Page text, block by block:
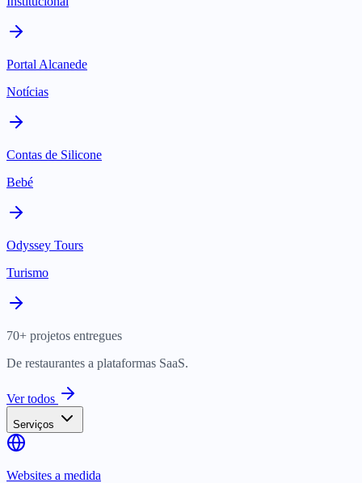
Portal Alcanede
Notícias
Contas de Silicone
Bebé
Odyssey Tours
Turismo
70+ projetos entregues
De restaurantes a plataformas SaaS.
Ver todos
Serviços
Websites a medida